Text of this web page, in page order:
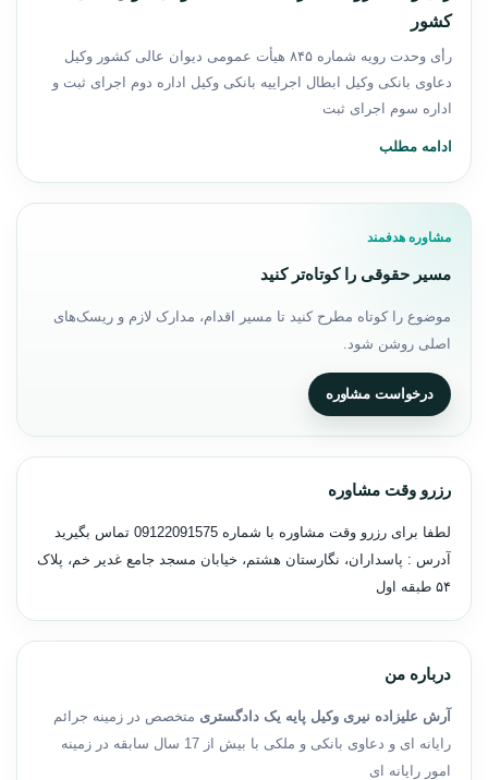
کشور
رأی وحدت رویه شماره ۸۴۵ هیأت عمومی دیوان عالی کشور وکیل
دعاوی بانکی وکیل ابطال اجراییه بانکی وکیل اداره دوم اجرای ثبت و
اداره سوم اجرای ثبت
ادامه مطلب
مشاوره هدفمند
مسیر حقوقی را کوتاه‌تر کنید
موضوع را کوتاه مطرح کنید تا مسیر اقدام، مدارک لازم و ریسک‌های
اصلی روشن شود.
درخواست مشاوره
رزرو وقت مشاوره
لطفا برای رزرو وقت مشاوره با شماره 09122091575 تماس بگیرید
آدرس : پاسداران، نگارستان هشتم، خیابان مسجد جامع غدیر خم، پلاک
۵۴ طبقه اول
درباره من
آرش علیزاده نیری وکیل پایه یک دادگستری متخصص در زمینه جرائم
رایانه ای و دعاوی بانکی و ملکی با بیش از 17 سال سابقه در زمینه
امور رایانه ای